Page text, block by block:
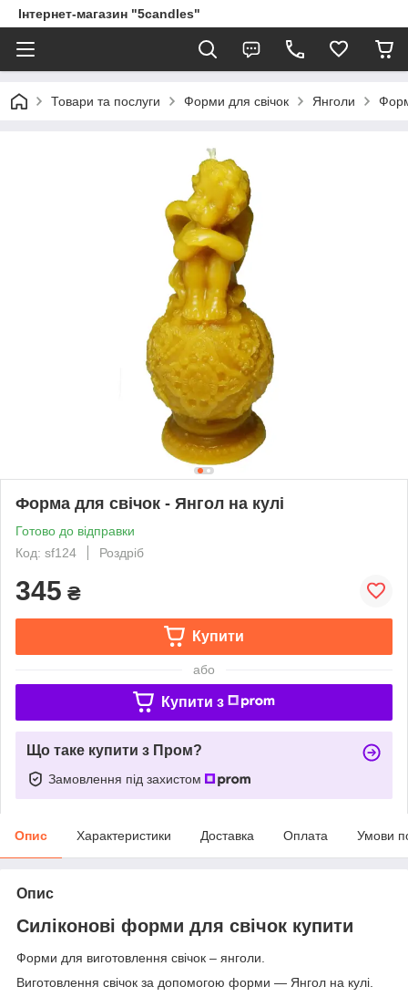
Інтернет-магазин "5candles"
Товари та послуги Форми для свічок Янголи
Форма для свічок - Янгол на кулі
Готово до відправки
Код: sf124
Роздріб
345 ₴
Купити
або
Купити з
Що таке купити з Пром?
Замовлення під захистом
Опис Характеристики Доставка Оплата Умови
Опис
Силіконові форми для свічок купити
Форми для виготовлення свічок – янголи.
Виготовлення свічок за допомогою форми — Янгол на кулі.